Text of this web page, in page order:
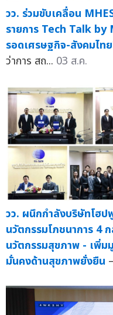
วว. ร่วมขับเคลื่อน
รายการ Tech Talk by
รอดเศรษฐกิจ-สังคมไท
ว่าการ สถ... 03 ส.ค.
วว. ผนึกกำลังบริษัทโฮ
นวัตกรรมโภชนาการ 4
นวัตกรรมสุขภาพ - เพิ่ม
มั่นคงด้านสุขภาพยั่งยืน